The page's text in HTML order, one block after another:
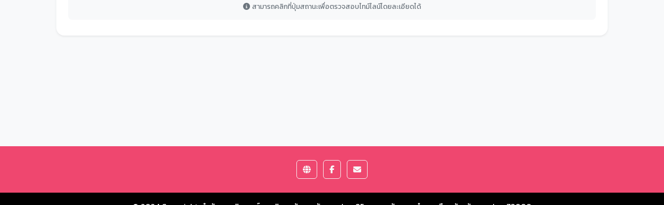
สามารถคลิกที่ปุ่มสถานะเพื่อตรวจสอบไทม์ไลน์โดยละเอียดได้